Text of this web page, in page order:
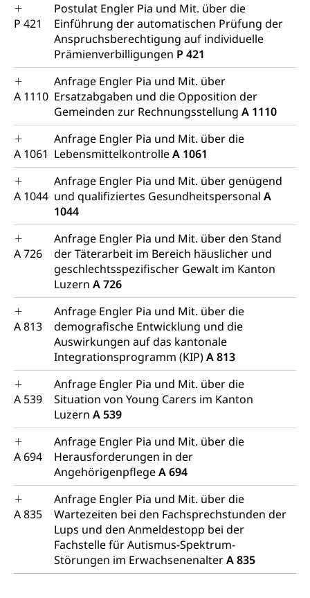
P 421
Postulat Engler Pia und Mit. über die
Einführung der automatischen Prüfung der
Anspruchsberechtigung auf individuelle
Prämienverbilligungen P 421
A 1110
Anfrage Engler Pia und Mit. über
Ersatzabgaben und die Opposition der
Gemeinden zur Rechnungsstellung A 1110
A 1061
Anfrage Engler Pia und Mit. über die
LebensmittelkontrolleA 1061
A 1044
Anfrage Engler Pia und Mit. über genügend
und qualifiziertes Gesundheitspersonal A
1044
A 726
Anfrage Engler Pia und Mit. über den Stand
der Täterarbeit im Bereich häuslicher und
geschlechtsspezifischer Gewalt im Kanton
Luzern A 726
A 813
Anfrage Engler Pia und Mit. über die
demografische Entwicklung und die
Auswirkungen auf das kantonale
Integrationsprogramm (KIP)A 813
A 539
Anfrage Engler Pia und Mit. über die
Situation von Young Carers im Kanton
Luzern A 539
A 694
Anfrage Engler Pia und Mit. über die
Herausforderungen in der
AngehörigenpflegeA 694
A 835
Anfrage Engler Pia und Mit. über die
Wartezeiten bei den Fachsprechstunden der
Lups und den Anmeldestopp bei der
Fachstelle für Autismus-Spektrum-
Störungen im ErwachsenenalterA 835